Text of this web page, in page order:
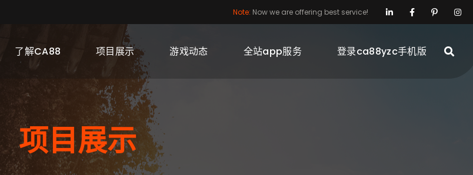
Note: Now we are offering best service!
了解CA88 项目展示 游戏动态 全站app服务 登录ca88yzc手机版
项目展示